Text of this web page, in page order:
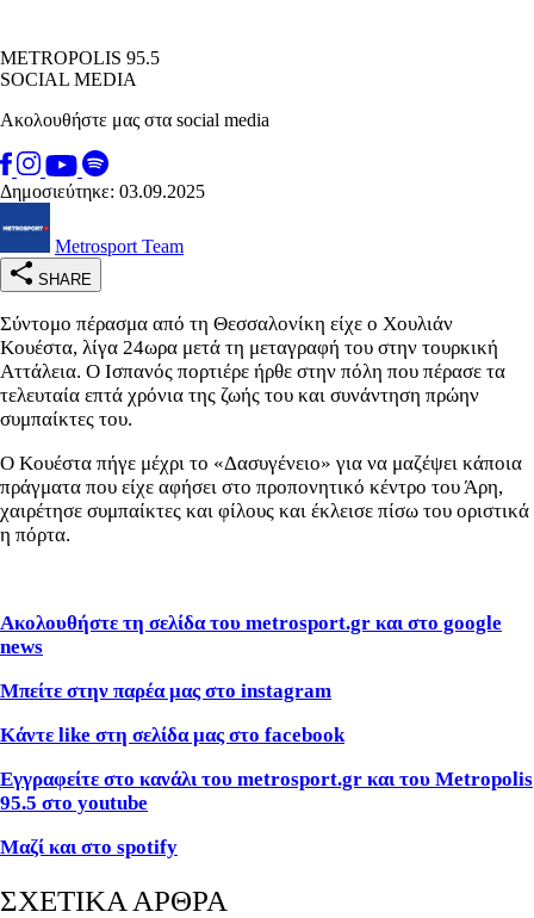
METROPOLIS 95.5
SOCIAL MEDIA
Ακολουθήστε μας στα social media
Δημοσιεύτηκε: 03.09.2025
Metrosport Team
SHARE
Σύντομο πέρασμα από τη Θεσσαλονίκη είχε ο Χουλιάν
Κουέστα, λίγα 24ωρα μετά τη μεταγραφή του στην τουρκική
Αττάλεια. Ο Ισπανός πορτιέρε ήρθε στην πόλη που πέρασε τα
τελευταία επτά χρόνια της ζωής του και συνάντηση πρώην
συμπαίκτες του.
Ο Κουέστα πήγε μέχρι το «Δασυγένειο» για να μαζέψει κάποια
πράγματα που είχε αφήσει στο προπονητικό κέντρο του Άρη,
χαιρέτησε συμπαίκτες και φίλους και έκλεισε πίσω του οριστικά
η πόρτα.
Ακολουθήστε τη σελίδα του metrosport.gr και στο google
news
Μπείτε στην παρέα μας στο instagram
Κάντε like στη σελίδα μας στο facebook
Εγγραφείτε στο κανάλι του metrosport.gr και του Metropolis
95.5 στο youtube
Μαζί και στο spotify
ΣΧΕΤΙΚΑ ΑΡΘΡΑ